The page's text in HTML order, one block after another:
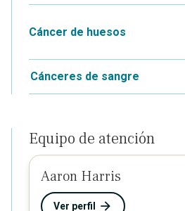
Cáncer de huesos
Cánceres de sangre
Equipo de atención
Aaron Harris
Ver perfil